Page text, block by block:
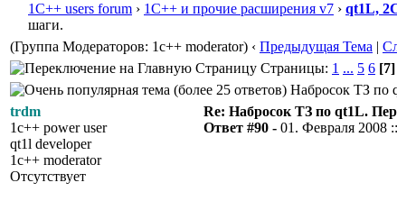
1С++ users forum › 1С++ и прочие расширения v7 › qt1L,
шаги.
(Группа Модераторов: 1c++ moderator) ‹ Предыдущая Тема |
Страницы: 1 ... 5 6 [7]
Набросок ТЗ по
trdm
1c++ power user
qt1l developer
1c++ moderator
Отсутствует
Re: Набросок ТЗ по qt1L.
Ответ #90 - 01. Февраля 2008